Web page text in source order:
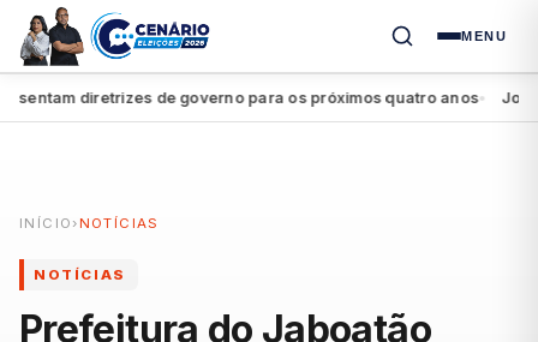
MENU
diretrizes de governo para os próximos quatro anos● João
INÍCIO › NOTÍCIAS
NOTÍCIAS
Prefeitura do Jaboatão